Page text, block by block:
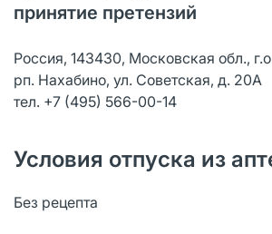
принятие претензий
Россия, 143430, Московская обл.,
рп. Нахабино, ул. Советская, д. 20А
тел. +7 (495) 566-00-14
Условия отпуска из
Без рецепта